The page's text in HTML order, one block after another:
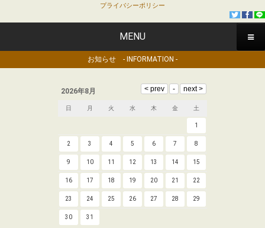
プライバシーポリシー
MENU
お知らせ - INFORMATION -
2026年8月
日 月 火 水 木 金 土
1
2 3 4 5 6 7 8
9 10 11 12 13 14 15
16 17 18 19 20 21 22
23 24 25 26 27 28 29
30 31